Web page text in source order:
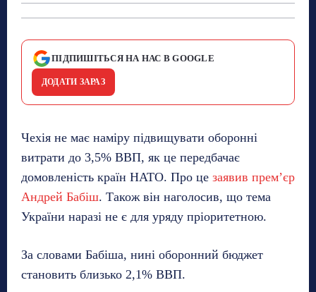
ПІДПИШІТЬСЯ НА НАС В GOOGLE
ДОДАТИ ЗАРАЗ
Чехія не має наміру підвищувати оборонні
витрати до 3,5% ВВП, як це передбачає
домовленість країн НАТО. Про це заявив прем’єр
Андрей Бабіш. Також він наголосив, що тема
України наразі не є для уряду пріоритетною.
За словами Бабіша, нині оборонний бюджет
становить близько 2,1% ВВП.